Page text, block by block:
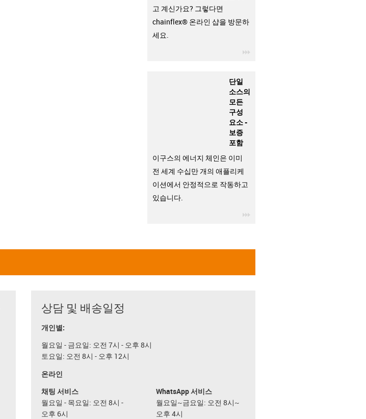
고 계신가요? 그렇다면
chainflex® 온라인 샵을 방문하
세요.
단일
소스의
모든
구성
요소 -
보증
포함
이구스의 에너지 체인은 이미
전 세계 수십만 개의 애플리케
이션에서 안정적으로 작동하고
있습니다.
상담 및 배송일정
개인별:
월요일 - 금요일: 오전 7시 - 오후 8시
토요일: 오전 8시 - 오후 12시
온라인
채팅 서비스
월요일 - 목요일: 오전 8시 -
오후 6시
WhatsApp 서비스
월요일~금요일: 오전 8시~
오후 4시